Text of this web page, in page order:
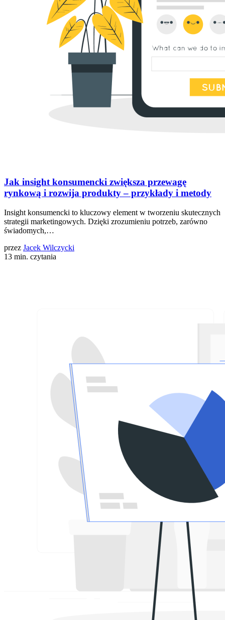
Jak insight konsumencki zwiększa przewagę
rynkową i rozwija produkty – przykłady i metody
Insight konsumencki to kluczowy element w tworzeniu skutecznych
strategii marketingowych. Dzięki zrozumieniu potrzeb, zarówno
świadomych,…
przez Jacek Wilczycki
13 min. czytania